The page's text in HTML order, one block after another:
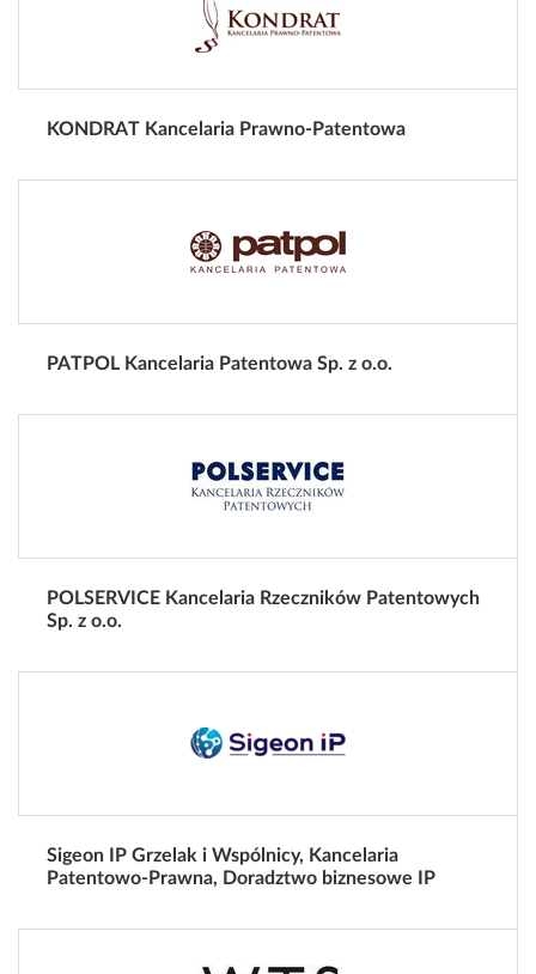
KONDRAT Kancelaria Prawno-Patentowa
PATPOL Kancelaria Patentowa Sp. z o.o.
POLSERVICE Kancelaria Rzeczników Patentowych
Sp. z o.o.
Sigeon IP Grzelak i Wspólnicy, Kancelaria
Patentowo-Prawna, Doradztwo biznesowe IP